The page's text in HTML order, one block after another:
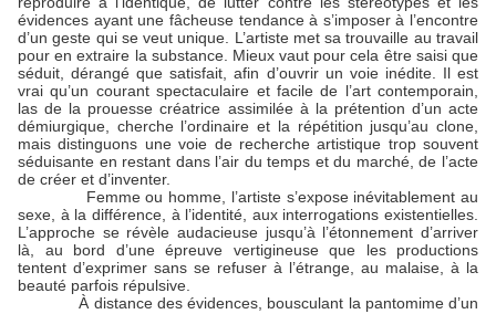
évidences ayant une fâcheuse tendance à s’imposer à l’encontre
d’un geste qui se veut unique. L’artiste met sa trouvaille au travail
pour en extraire la substance. Mieux vaut pour cela être saisi que
séduit, dérangé que satisfait, afin d’ouvrir un voie inédite. Il est
vrai qu’un courant spectaculaire et facile de l’art contemporain,
las de la prouesse créatrice assimilée à la prétention d’un acte
démiurgique, cherche l’ordinaire et la répétition jusqu’au clone,
mais distinguons une voie de recherche artistique trop souvent
séduisante en restant dans l’air du temps et du marché, de l’acte
de créer et d’inventer.
Femme ou homme, l’artiste s’expose inévitablement au
sexe, à la différence, à l’identité, aux interrogations existentielles.
L’approche se révèle audacieuse jusqu’à l’étonnement d’arriver
là, au bord d’une épreuve vertigineuse que les productions
tentent d’exprimer sans se refuser à l’étrange, au malaise, à la
beauté parfois répulsive.
À distance des évidences, bousculant la pantomime d’un